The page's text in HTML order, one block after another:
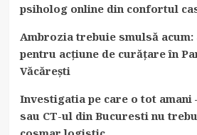
psiholog online din confortul
Ambrozia trebuie smulsă
pentru acțiune de curățare în
Văcărești
Investigatia pe care o tot amani
sau CT-ul din Bucuresti nu